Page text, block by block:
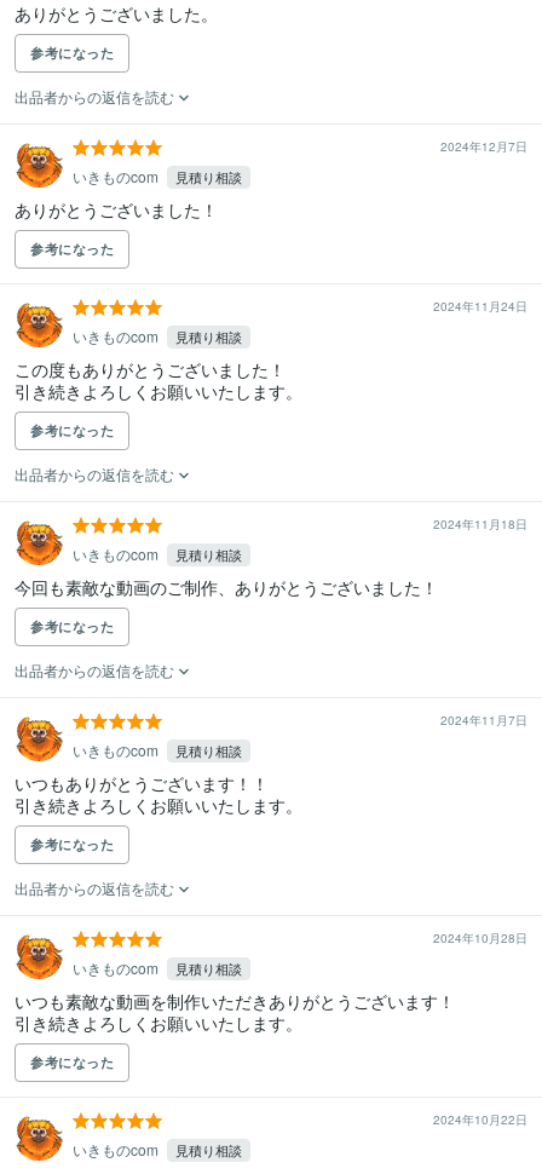
ありがとうございました。
参考になった
出品者からの返信を読む
2024年12月7日
いきものcom 見積り相談
ありがとうございました！
参考になった
2024年11月24日
いきものcom 見積り相談
この度もありがとうございました！
引き続きよろしくお願いいたします。
参考になった
出品者からの返信を読む
2024年11月18日
いきものcom 見積り相談
今回も素敵な動画のご制作、ありがとうございました！
参考になった
出品者からの返信を読む
2024年11月7日
いきものcom 見積り相談
いつもありがとうございます！！
引き続きよろしくお願いいたします。
参考になった
出品者からの返信を読む
2024年10月28日
いきものcom 見積り相談
いつも素敵な動画を制作いただきありがとうございます！
引き続きよろしくお願いいたします。
参考になった
2024年10月22日
いきものcom 見積り相談